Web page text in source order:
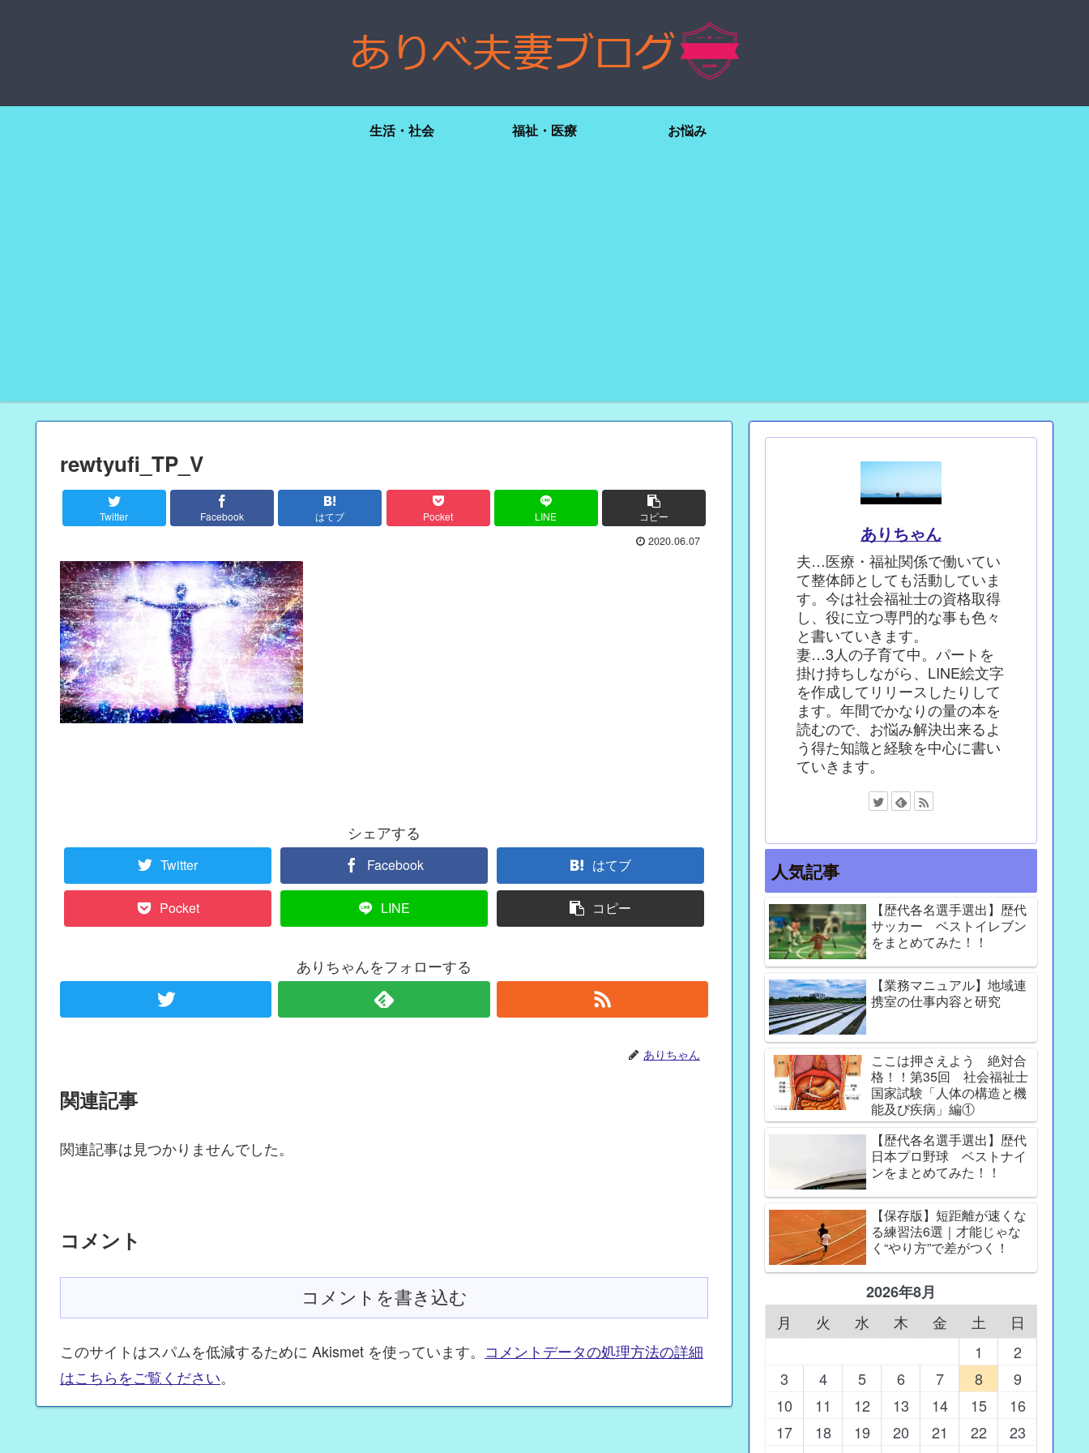
生活・社会 福祉・医療 お悩み
rewtyufi_TP_V
Twitter Facebook はてブ Pocket LINE コピー
2020.06.07
シェアする
Twitter Facebook はてブ
Pocket LINE コピー
ありちゃんをフォローする
ありちゃん
関連記事
関連記事は見つかりませんでした。
コメント
コメントを書き込む
このサイトはスパムを低減するために Akismet を使っています。 コメントデータの処理方法の詳細
はこちらをご覧ください。
ありちゃん
夫…医療・福祉関係で働いてい
て整体師としても活動していま
す。今は社会福祉士の資格取得
し、役に立つ専門的な事も色々
と書いていきます。
妻…3人の子育て中。パートを
掛け持ちしながら、LINE絵文字
を作成してリリースしたりして
ます。年間でかなりの量の本を
読むので、お悩み解決出来るよ
う得た知識と経験を中心に書い
ていきます。
人気記事
【歴代各名選手選出】歴代
サッカー ベストイレブン
をまとめてみた！！
【業務マニュアル】地域連
携室の仕事内容と研究
ここは押さえよう 絶対合
格！！第35回 社会福祉士
国家試験「人体の構造と機
能及び疾病」編①
【歴代各名選手選出】歴代
日本プロ野球 ベストナイ
ンをまとめてみた！！
【保存版】短距離が速くな
る練習法6選｜才能じゃな
く“やり方”で差がつく！
2026年8月
月
火 水 木 金 土
日
1
2
3
4 5 6 7 8
9
10
11 12 13 14 15
16
17
18 19 20 21 22
23